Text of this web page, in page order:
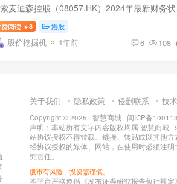
探索麦迪
阅读 ￥8 港股
股价挖掘机 1年前 6 108
关于我们 隐私政策 侵删联系 技
Copyright © 2025 · 智慧商城 · 闽ICP备
声明：本站所有文字内容版权均属 智慧商城
站协议授权不得转载、链接、转贴或以其他
经协议授权的媒体、网站，在使用时必须注
究责任。
股市有风险，投资需谨慎。
本平台严格遵循《发布证券研究报告暂行规